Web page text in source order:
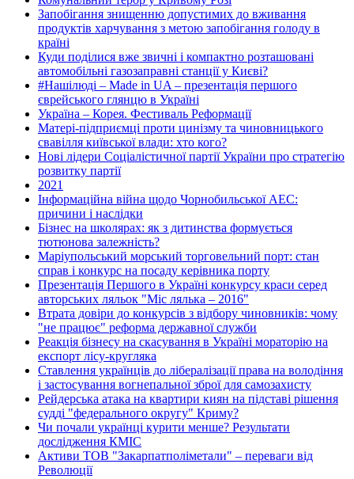
Запобігання знищенню допустимих до вживання
продуктів харчування з метою запобігання голоду в
країні
Куди поділися вже звичні і компактно розташовані
автомобільні газозаправні станції у Києві?
#Нашілюді – Made in UA – презентація першого
єврейського глянцю в Україні
Україна – Корея. Фестиваль Реформації
Матері-підприємці проти цинізму та чиновницького
свавілля київської влади: хто кого?
Нові лідери Соціалістичної партії України про стратегію
розвитку партії
2021
Інформаційна війна щодо Чорнобильської АЕС:
причини і наслідки
Бізнес на школярах: як з дитинства формується
тютюнова залежність?
Маріупольський морський торговельний порт: стан
справ і конкурс на посаду керівника порту
Презентація Першого в Україні конкурсу краси серед
авторських ляльок "Міс лялька – 2016"
Втрата довіри до конкурсів з відбору чиновників: чому
"не працює" реформа державної служби
Реакція бізнесу на скасування в Україні мораторію на
експорт лісу-кругляка
Ставлення українців до лібералізації права на володіння
і застосування вогнепальної зброї для самозахисту
Рейдерська атака на квартири киян на підставі рішення
судді "федерального округу" Криму?
Чи почали українці курити менше? Результати
дослідження КМІС
Активи ТОВ "Закарпатполіметали" – переваги від
Революції